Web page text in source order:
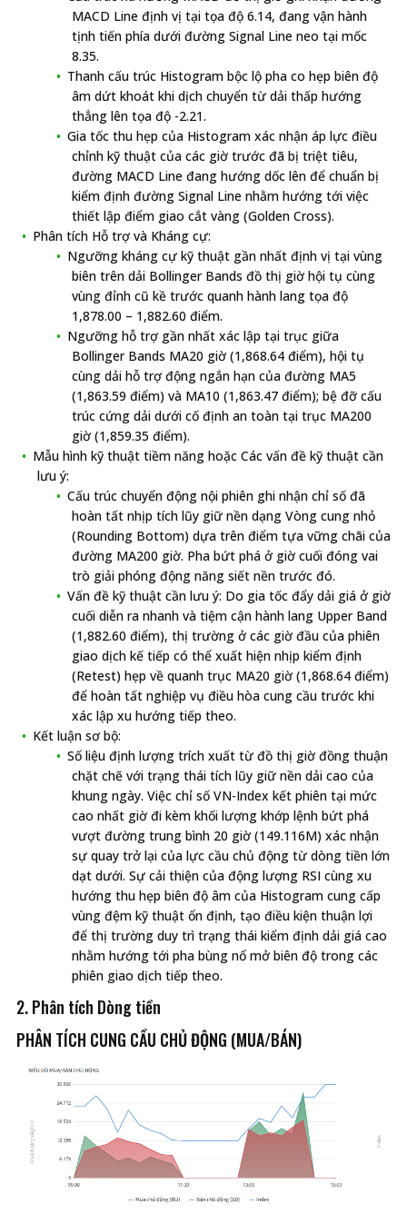
MACD Line định vị tại tọa độ 6.14, đang vận hành
tịnh tiến phía dưới đường Signal Line neo tại mốc
8.35.
Thanh cấu trúc Histogram bộc lộ pha co hẹp biên độ
âm dứt khoát khi dịch chuyển từ dải thấp hướng
thẳng lên tọa độ -2.21.
Gia tốc thu hẹp của Histogram xác nhận áp lực điều
chỉnh kỹ thuật của các giờ trước đã bị triệt tiêu,
đường MACD Line đang hướng dốc lên để chuẩn bị
kiểm định đường Signal Line nhằm hướng tới việc
thiết lập điểm giao cắt vàng (Golden Cross).
Phân tích Hỗ trợ và Kháng cự:
Ngưỡng kháng cự kỹ thuật gần nhất định vị tại vùng
biên trên dải Bollinger Bands đồ thị giờ hội tụ cùng
vùng đỉnh cũ kề trước quanh hành lang tọa độ
1,878.00 – 1,882.60 điểm.
Ngưỡng hỗ trợ gần nhất xác lập tại trục giữa
Bollinger Bands MA20 giờ (1,868.64 điểm), hội tụ
cùng dải hỗ trợ động ngắn hạn của đường MA5
(1,863.59 điểm) và MA10 (1,863.47 điểm); bệ đỡ cấu
trúc cứng dải dưới cố định an toàn tại trục MA200
giờ (1,859.35 điểm).
Mẫu hình kỹ thuật tiềm năng hoặc Các vấn đề kỹ thuật cần
lưu ý:
Cấu trúc chuyển động nội phiên ghi nhận chỉ số đã
hoàn tất nhịp tích lũy giữ nền dạng Vòng cung nhỏ
(Rounding Bottom) dựa trên điểm tựa vững chãi của
đường MA200 giờ. Pha bứt phá ở giờ cuối đóng vai
trò giải phóng động năng siết nền trước đó.
Vấn đề kỹ thuật cần lưu ý: Do gia tốc đẩy dải giá ở giờ
cuối diễn ra nhanh và tiệm cận hành lang Upper Band
(1,882.60 điểm), thị trường ở các giờ đầu của phiên
giao dịch kế tiếp có thể xuất hiện nhịp kiểm định
(Retest) hẹp về quanh trục MA20 giờ (1,868.64 điểm)
để hoàn tất nghiệp vụ điều hòa cung cầu trước khi
xác lập xu hướng tiếp theo.
Kết luận sơ bộ:
Số liệu định lượng trích xuất từ đồ thị giờ đồng thuận
chặt chẽ với trạng thái tích lũy giữ nền dải cao của
khung ngày. Việc chỉ số VN-Index kết phiên tại mức
cao nhất giờ đi kèm khối lượng khớp lệnh bứt phá
vượt đường trung bình 20 giờ (149.116M) xác nhận
sự quay trở lại của lực cầu chủ động từ dòng tiền lớn
dạt dưới. Sự cải thiện của động lượng RSI cùng xu
hướng thu hẹp biên độ âm của Histogram cung cấp
vùng đệm kỹ thuật ổn định, tạo điều kiện thuận lợi
để thị trường duy trì trạng thái kiểm định dải giá cao
nhằm hướng tới pha bùng nổ mở biên độ trong các
phiên giao dịch tiếp theo.
2. Phân tích Dòng tiền
PHÂN TÍCH CUNG CẦU CHỦ ĐỘNG (MUA/BÁN)